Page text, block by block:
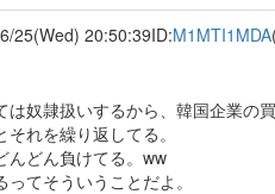
25(Wed) 20:50:39ID:M1MTI1MDA
は奴隷扱いするから、韓国企業の
れを繰り返してる。
んどん負けてる。ww
てそういうことだよ。